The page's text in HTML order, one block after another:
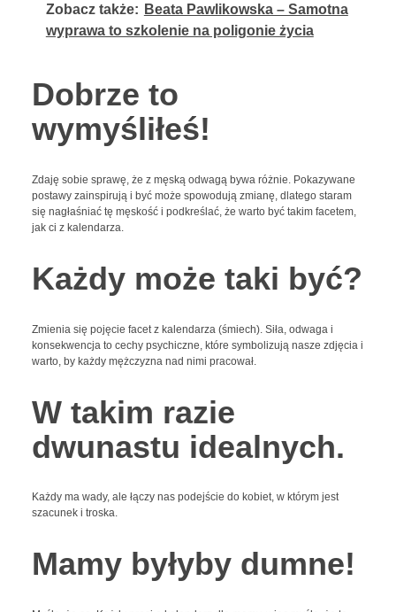
Zobacz także: Beata Pawlikowska – Samotna
wyprawa to szkolenie na poligonie życia
Dobrze to
wymyśliłeś!
Zdaję sobie sprawę, że z męską odwagą bywa różnie. Pokazywane
postawy zainspirują i być może spowodują zmianę, dlatego staram
się nagłaśniać tę męskość i podkreślać, że warto być takim facetem,
jak ci z kalendarza.
Każdy może taki być?
Zmienia się pojęcie facet z kalendarza (śmiech). Siła, odwaga i
konsekwencja to cechy psychiczne, które symbolizują nasze zdjęcia i
warto, by każdy mężczyzna nad nimi pracował.
W takim razie
dwunastu idealnych.
Każdy ma wady, ale łączy nas podejście do kobiet, w którym jest
szacunek i troska.
Mamy byłyby dumne!